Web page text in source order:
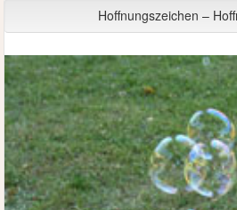
Hoffnungszeichen –